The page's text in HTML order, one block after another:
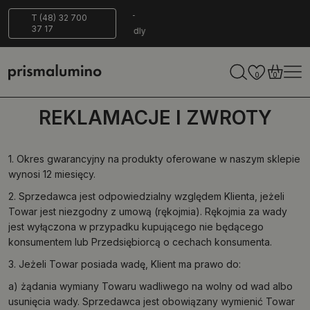
T (48) 32 700
37 17
Bezpieczna
dostawa
Friendly
0 0
REKLAMACJE I ZWROTY
1. Okres gwarancyjny na produkty oferowane w naszym sklepie
wynosi 12 miesięcy.
2. Sprzedawca jest odpowiedzialny względem Klienta, jeżeli
Towar jest niezgodny z umową (rękojmia). Rękojmia za wady
jest wyłączona w przypadku kupującego nie będącego
konsumentem lub Przedsiębiorcą o cechach konsumenta.
3. Jeżeli Towar posiada wadę, Klient ma prawo do:
a) żądania wymiany Towaru wadliwego na wolny od wad albo
usunięcia wady. Sprzedawca jest obowiązany wymienić Towar